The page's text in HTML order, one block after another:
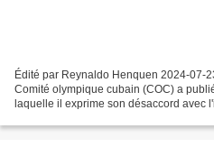
Édité par Reynaldo Henquen 2024-07-
Comité olympique cubain (COC) a
laquelle il exprime son désaccord avec